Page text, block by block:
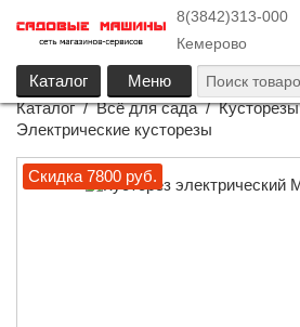
8(3842)313-000
Кемерово
Каталог
Меню
Каталог / Всё для сада / Кусторезы
Электрические кусторезы
Скидка 7800 руб.